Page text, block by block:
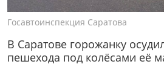
Госавтоинспекция Саратова
В Саратове горожанку
пешехода под колёсами её